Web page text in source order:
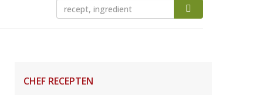
CHEF RECEPTEN